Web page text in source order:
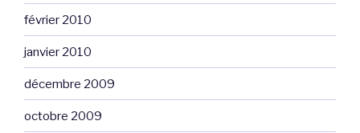
février 2010
janvier 2010
décembre 2009
octobre 2009